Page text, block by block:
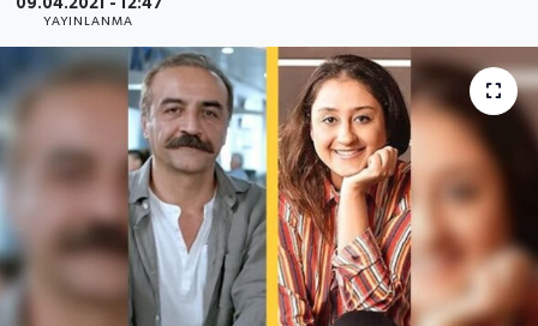
09.04.2021 - 12:47
YAYINLANMA
Tüm Manşetler
Son Dakika Haberleri
Haber Arşivi